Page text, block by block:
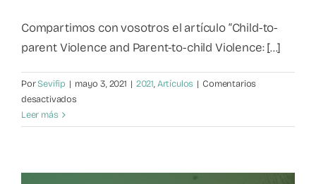
Compartimos con vosotros el artículo “Child-to-
parent Violence and Parent-to-child Violence: [...]
PorSevifip | mayo 3, 2021 | 2021,Artículos | Comentarios
desactivadosen
violencia
hijos
Leer más